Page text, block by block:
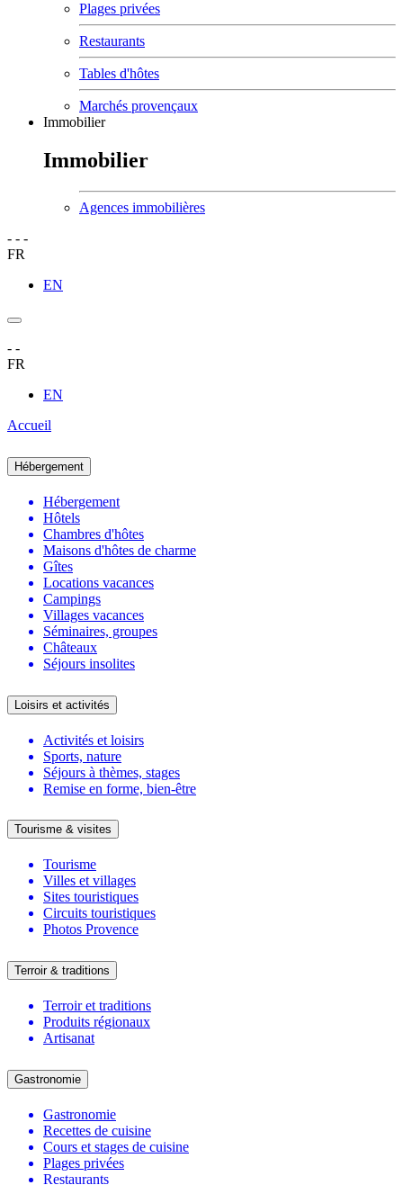
Plages privées
Restaurants
Tables d'hôtes
Marchés provençaux
Immobilier
Immobilier
Agences immobilières
- - -
FR
EN
- -
FR
EN
Accueil
Hébergement
Hébergement
Hôtels
Chambres d'hôtes
Maisons d'hôtes de charme
Gîtes
Locations vacances
Campings
Villages vacances
Séminaires, groupes
Châteaux
Séjours insolites
Loisirs et activités
Activités et loisirs
Sports, nature
Séjours à thèmes, stages
Remise en forme, bien-être
Tourisme & visites
Tourisme
Villes et villages
Sites touristiques
Circuits touristiques
Photos Provence
Terroir & traditions
Terroir et traditions
Produits régionaux
Artisanat
Gastronomie
Gastronomie
Recettes de cuisine
Cours et stages de cuisine
Plages privées
Restaurants